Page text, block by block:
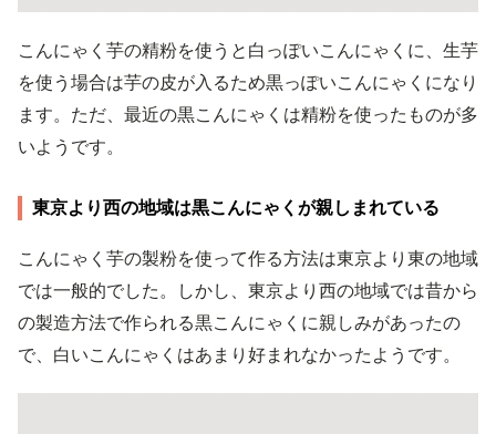
こんにゃく芋の精粉を使うと白っぽいこんにゃくに、生芋
を使う場合は芋の皮が入るため黒っぽいこんにゃくになり
ます。ただ、最近の黒こんにゃくは精粉を使ったものが多
いようです。
東京より西の地域は黒こんにゃくが親しまれている
こんにゃく芋の製粉を使って作る方法は東京より東の地域
では一般的でした。しかし、東京より西の地域では昔から
の製造方法で作られる黒こんにゃくに親しみがあったの
で、白いこんにゃくはあまり好まれなかったようです。